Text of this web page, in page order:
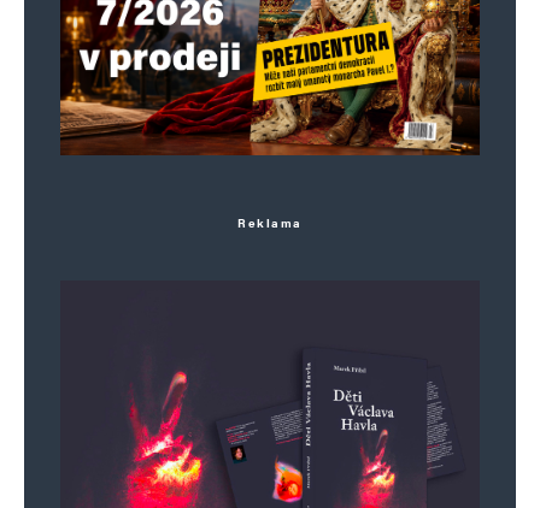
Vaše e-mailová adresa nebude zveřejněna.Vyžadované informace jsou
označeny*
Komentář*
Webová stránka
Reklama